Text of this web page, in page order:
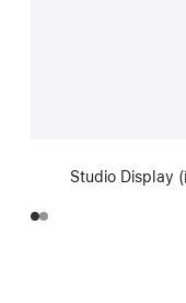
Studio Display (